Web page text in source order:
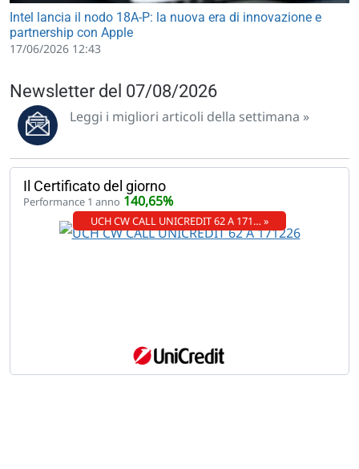
Intel lancia il nodo 18A-P: la nuova era di innovazione e
partnership con Apple
17/06/2026 12:43
Newsletter del 07/08/2026
Leggi i migliori articoli della settimana »
Il Certificato del giorno
Performance 1 anno 140,65%
UCH CW CALL UNICREDIT 62 A 171… »